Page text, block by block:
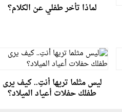
لماذا تأخر طفلي عن الكلام؟
ليس مثلما تريها أنتِ.. كيف يرى
طفلك حفلات أعياد الميلاد؟